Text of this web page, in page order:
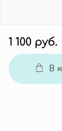
1 100 руб.
В